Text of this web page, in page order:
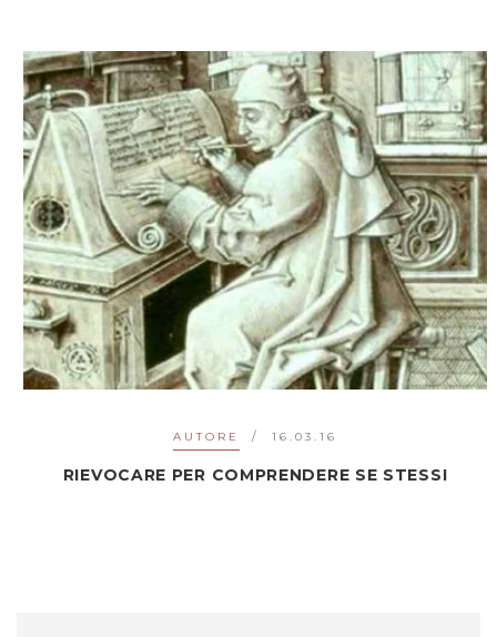
AUTORE 16.03.16
RIEVOCARE PER COMPRENDERE SE STESSI